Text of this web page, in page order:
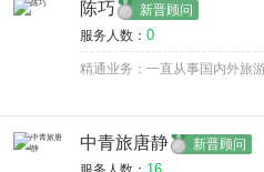
陈巧 新晋顾问
服务人数： 0
精通业务：一直从事国内外旅
中青旅唐静 新晋顾问